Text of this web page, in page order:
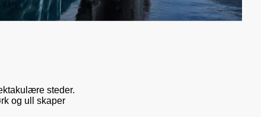
steder.
og ull skaper